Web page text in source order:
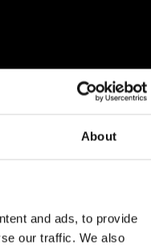
About
and ads, to provide
our traffic. We also